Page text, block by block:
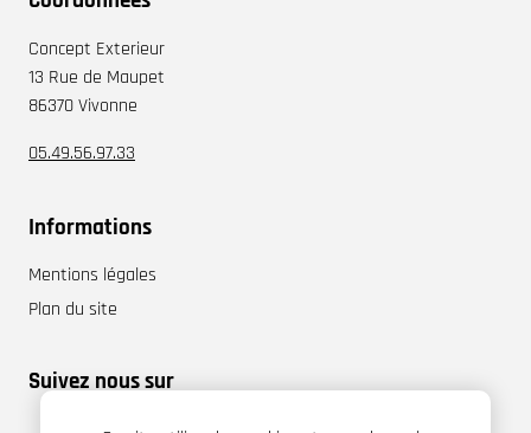
Concept Exterieur
13 Rue de Maupet
86370 Vivonne
05.49.56.97.33
Informations
Mentions légales
Plan du site
Suivez nous sur